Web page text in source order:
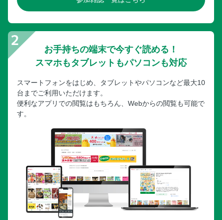
お手持ちの端末で今すぐ読める！
スマホもタブレットもパソコンも対応
スマートフォンをはじめ、タブレットやパソコンなど最大10
台までご利用いただけます。
便利なアプリでの閲覧はもちろん、Webからの閲覧も可能で
す。